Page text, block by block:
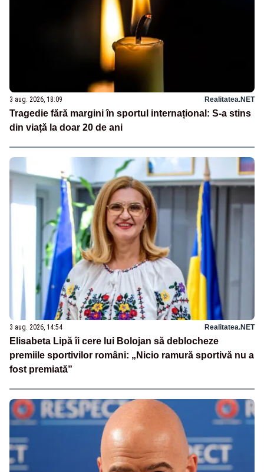
3 aug. 2026, 18:09 Realitatea.NET
Tragedie fără margini în sportul internațional: S-a stins
din viață la doar 20 de ani
3 aug. 2026, 14:54 Realitatea.NET
Elisabeta Lipă îi cere lui Bolojan să deblocheze
premiile sportivilor români: „Nicio ramură sportivă nu a
fost premiată”